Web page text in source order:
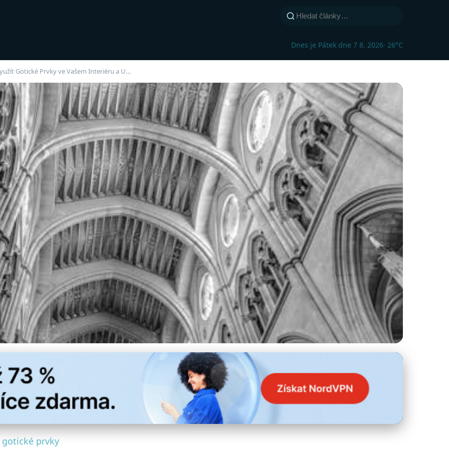
Dnes je Pátek dne 7 8. 2026· 26°C
Gotické Prvky ve Vašem Interiéru a U…
Gotické Prvky ve Vašem Interiéru a
gotické prvky